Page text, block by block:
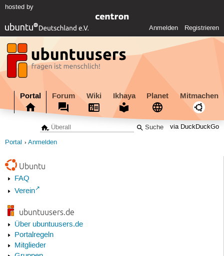
hosted by
Anmelden Registrieren
Portal Forum Wiki Ikhaya Planet Mitmachen
via DuckDuckGo
Portal Anmelden
Ubuntu
FAQ
Verein
ubuntuusers.de
Über ubuntuusers.de
Portalregeln
Mitglieder